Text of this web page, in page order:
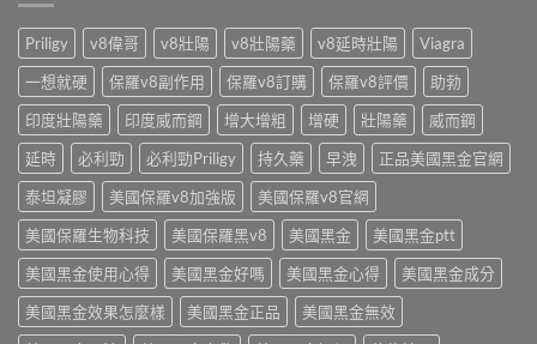
中
單
顆
成
本〉
中
賣！
藥
師
教
你
台
灣
怎
麼
買〉
中
薦
單
藥
師
教
你
依
需
求
挑〉
中
Priligy v8偉哥 v8壯陽 v8壯陽藥 v8延時壯陽
Viagra
一想就硬
保羅v8副作用 保羅v8訂購 保羅v8評價
助勃
印度壯陽藥
印度威而鋼 增大增粗 增硬 壯陽藥
威而鋼
延時
必利勁 必利勁Priligy 持久藥 早洩
正品美國黑金官網
泰坦凝膠
美國保羅v8加強版
美國保羅v8官網
美國保羅生物科技
美國保羅黑v8 美國黑金
美國黑金ptt
美國黑金使用心得
美國黑金好嗎 美國黑金心得
美國黑金成分
美國黑金效果怎麼樣
美國黑金正品
美國黑金無效